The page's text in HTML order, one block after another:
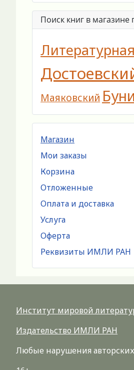
Поиск книг в магазине
Маяковский
Магазин
Мои заказы
Корзина
Отложенные
Оплата и доставка
Услуга
Оферта
Реквизиты ИМЛИ РАН
Институт мировой
Издательство ИМЛИ РАН
Любые нарушения